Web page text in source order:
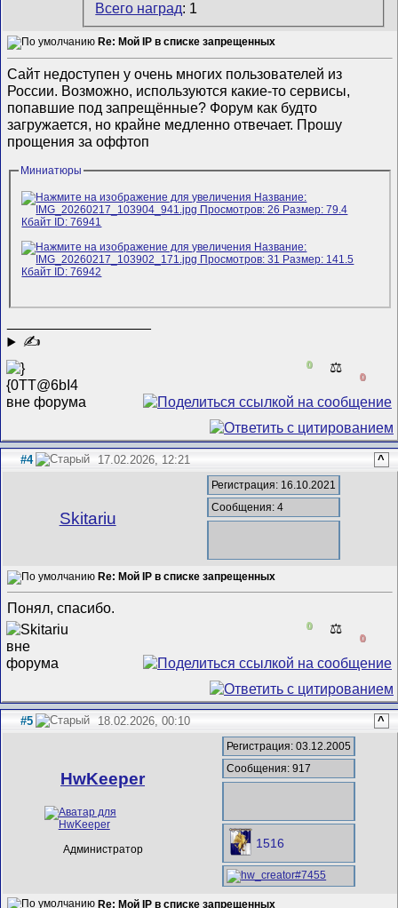
Всего наград: 1
Re: Мой IP в списке запрещенных
Сайт недоступен у очень многих пользователей из
России. Возможно, используются какие-то сервисы,
попавшие под запрещённые? Форум как будто
загружается, но крайне медленно отвечает. Прошу
прощения за оффтоп
Миниатюры
✍
0 ⚖️
0
#4 17.02.2026, 12:21 ^
Skitariu
Регистрация: 16.10.2021
Сообщения: 4
Re: Мой IP в списке запрещенных
Понял, спасибо.
0 ⚖️
0
#5 18.02.2026, 00:10 ^
HwKeeper
Администратор
Регистрация: 03.12.2005
Сообщения: 917
1516
Re: Мой IP в списке запрещенных